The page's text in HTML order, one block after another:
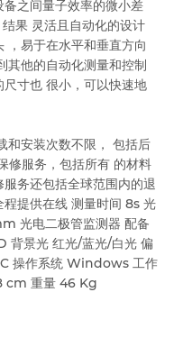
之间量子效率的微小差
果 灵活且自动化的设计
，易于在水平和垂直方向
其他的自动化测量和控制
寸也 很小，可以快速地
和安装次数不限， 包括后
修服务，包括所有 的材料
务还包括全球范围内的退
提供在线 测量时间 8s 光
光电二极管监测器 配备
背景光 红光/蓝光/白光 偏
操作系统 Windows 工作
cm 重量 46 Kg